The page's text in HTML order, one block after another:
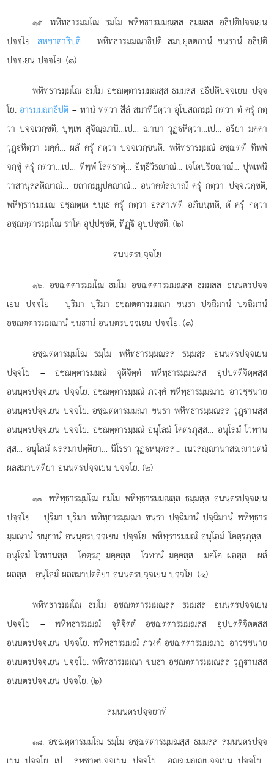
๑๕. พหิทฺธารมฺมโณ ธมฺโม พหิทฺธารมฺมณสฺส ธมฺมสฺส อธิปติปจฺจเยน
ปจฺจโย.สหชาตาธิปติ – พหิทฺธารมฺมณาธิปติ สมฺปยุตฺตกานํ ขนฺธานํ อธิปติ
ปจฺจเยน ปจฺจโย. (๑)
พหิทฺธารมฺมโณ ธมฺโม อชฺฌตฺตารมฺมณสฺส ธมฺมสฺส อธิปติปจฺจเยน ปจฺจ
โย.อารมฺมณาธิปติ – ทานํ ทตฺวา สีลํ สมาทิยิตฺวา อุโปสถกมฺมํ กตฺวา ตํ ครุํ กตฺ
วา ปจฺจเวกฺขติ, ปุพฺเพ สุจิณฺณานิ…เป… ฌานา วุฏฺหิตฺวา…เป… อริยา มคฺคา
วุฏฺหิตฺวา มคฺคํ… ผลํ ครุํ กตฺวา ปจฺจเวกฺขนฺติ. พหิทฺธารมฺมณํ อชฺฌตฺตํ ทิพฺพํ
จกฺขุํ ครุํ กตฺวา…เป… ทิพฺพํ โสตธาตุํ… อิทฺธิวิธาณํ… เจโตปริยาณํ… ปุพฺเพนิ
วาสานุสฺสติาณํ… ยถากมฺมูปคาณํ… อนาคตํสาณํ ครุํ กตฺวา ปจฺจเวกฺขติ,
พหิทฺธารมฺมเณ อชฺฌตฺเต ขนฺเธ ครุํ กตฺวา อสฺสาเทติ อภินนฺทติ, ตํ ครุํ กตฺวา
อชฺฌตฺตารมฺมโณ ราโค อุปฺปชฺชติ, ทิฏฺิ อุปฺปชฺชติ. (๒)
อนนฺตรปจฺจโย
๑๖. อชฺฌตฺตารมฺมโณ ธมฺโม อชฺฌตฺตารมฺมณสฺส ธมฺมสฺส อนนฺตรปจฺจ
เยน ปจฺจโย – ปุริมา ปุริมา อชฺฌตฺตารมฺมณา ขนฺธา ปจฺฉิมานํ ปจฺฉิมานํ
อชฺฌตฺตารมฺมณานํ ขนฺธานํ อนนฺตรปจฺจเยน ปจฺจโย. (๑)
อชฺฌตฺตารมฺมโณธมฺโม พหิทฺธารมฺมณสฺส ธมฺมสฺส อนนฺตรปจฺจเยน
ปจฺจโย – อชฺฌตฺตารมฺมณํ จุติจิตฺตํ พหิทฺธารมฺมณสฺส อุปปตฺติจิตฺตสฺส
อนนฺตรปจฺจเยน ปจฺจโย. อชฺฌตฺตารมฺมณํ ภวงฺคํ พหิทฺธารมฺมณาย อาวชฺชนาย
อนนฺตรปจฺจเยน ปจฺจโย. อชฺฌตฺตารมฺมณา ขนฺธา พหิทฺธารมฺมณสฺส วุฏฺานสฺส
อนนฺตรปจฺจเยน ปจฺจโย. อชฺฌตฺตารมฺมณํ อนุโลมํ โคตฺรภุสฺส… อนุโลมํ โวทาน
สฺส… อนุโลมํ ผลสมาปตฺติยา… นิโรธา วุฏฺหนฺตสฺส… เนวสฺานาสฺายตนํ
ผลสมาปตฺติยา อนนฺตรปจฺจเยน ปจฺจโย. (๒)
๑๗. พหิทฺธารมฺมโณ ธมฺโม พหิทฺธารมฺมณสฺส ธมฺมสฺส อนนฺตรปจฺจเยน
ปจฺจโย – ปุริมา ปุริมา พหิทฺธารมฺมณา ขนฺธา ปจฺฉิมานํ ปจฺฉิมานํ พหิทฺธาร
มฺมณานํ ขนฺธานํ อนนฺตรปจฺจเยน ปจฺจโย. พหิทฺธารมฺมณํ อนุโลมํ โคตฺรภุสฺส…
อนุโลมํ โวทานสฺส… โคตฺรภุ มคฺคสฺส… โวทานํ มคฺคสฺส… มคฺโค ผลสฺส… ผลํ
ผลสฺส… อนุโลมํ ผลสมาปตฺติยา อนนฺตรปจฺจเยน ปจฺจโย. (๑)
พหิทฺธารมฺมโณ ธมฺโม อชฺฌตฺตารมฺมณสฺส ธมฺมสฺส อนนฺตรปจฺจเยน
ปจฺจโย – พหิทฺธารมฺมณํ จุติจิตฺตํ อชฺฌตฺตารมฺมณสฺส อุปปตฺติจิตฺตสฺส
อนนฺตรปจฺจเยน ปจฺจโย. พหิทฺธารมฺมณํ ภวงฺคํ อชฺฌตฺตารมฺมณาย อาวชฺชนาย
อนนฺตรปจฺจเยนปจฺจโย. พหิทฺธารมฺมณา ขนฺธา อชฺฌตฺตารมฺมณสฺส วุฏฺานสฺส
อนนฺตรปจฺจเยน ปจฺจโย. (๒)
สมนนฺตรปจฺจยาทิ
๑๘. อชฺฌตฺตารมฺมโณ ธมฺโม อชฺฌตฺตารมฺมณสฺส ธมฺมสฺส สมนนฺตรปจฺจ